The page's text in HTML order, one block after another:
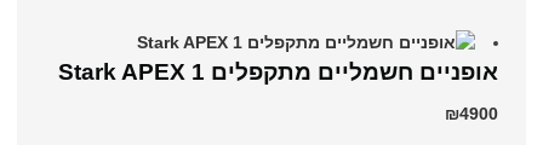
‏אופניים חשמליים ‏מתקפלים Stark APEX 1
₪4900